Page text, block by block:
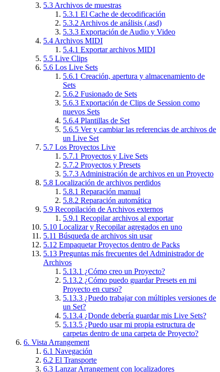
5.3 Archivos de muestras
5.3.1 El Cache de decodificación
5.3.2 Archivos de análisis (.asd)
5.3.3 Exportación de Audio y Video
5.4 Archivos MIDI
5.4.1 Exportar archivos MIDI
5.5 Live Clips
5.6 Los Live Sets
5.6.1 Creación, apertura y almacenamiento de
Sets
5.6.2 Fusionado de Sets
5.6.3 Exportación de Clips de Session como
nuevos Sets
5.6.4 Plantillas de Set
5.6.5 Ver y cambiar las referencias de archivos de
un Live Set
5.7 Los Proyectos Live
5.7.1 Proyectos y Live Sets
5.7.2 Proyectos y Presets
5.7.3 Administración de archivos en un Proyecto
5.8 Localización de archivos perdidos
5.8.1 Reparación manual
5.8.2 Reparación automática
5.9 Recopilación de Archivos externos
5.9.1 Recopilar archivos al exportar
5.10 Localizar y Recopilar agregados en uno
5.11 Búsqueda de archivos sin usar
5.12 Empaquetar Proyectos dentro de Packs
5.13 Preguntas más frecuentes del Administrador de
Archivos
5.13.1 ¿Cómo creo un Proyecto?
5.13.2 ¿Cómo puedo guardar Presets en mi
Proyecto en curso?
5.13.3 ¿Puedo trabajar con múltiples versiones de
un Set?
5.13.4 ¿Donde debería guardar mis Live Sets?
5.13.5 ¿Puedo usar mi propia estructura de
carpetas dentro de una carpeta de Proyecto?
6. Vista Arrangement
6.1 Navegación
6.2 El Transporte
6.3 Lanzar Arrangement con localizadores